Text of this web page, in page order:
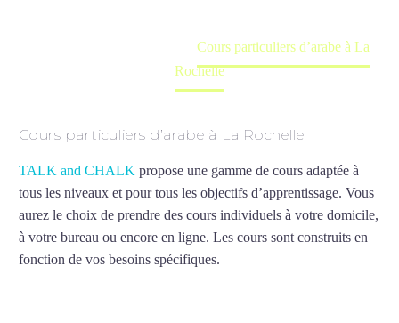
Cours particuliers d’arabe à La
Rochelle
Cours particuliers d’arabe à La Rochelle
TALK and CHALK propose une gamme de cours adaptée à
tous les niveaux et pour tous les objectifs d’apprentissage. Vous
aurez le choix de prendre des cours individuels à votre domicile,
à votre bureau ou encore en ligne. Les cours sont construits en
fonction de vos besoins spécifiques.